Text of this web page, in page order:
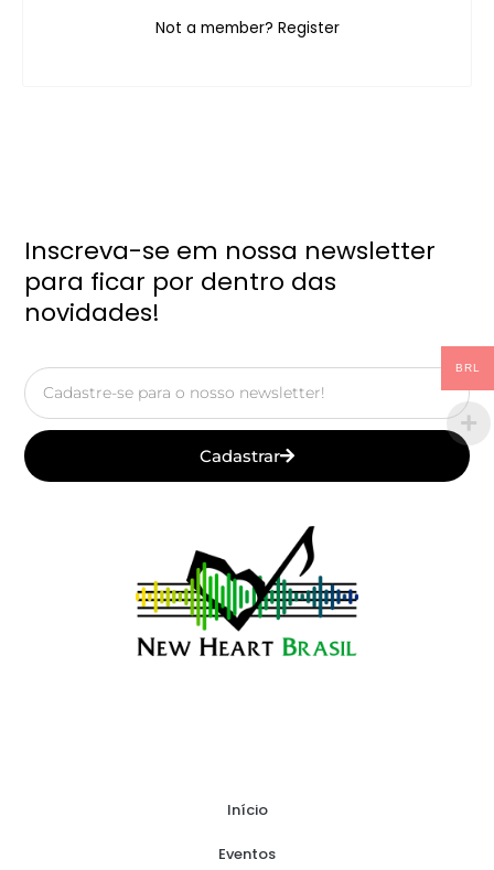
Not a member? Register
Inscreva-se em nossa newsletter
para ficar por dentro das
novidades!
Email
Cadastrar
Início
Eventos
BRL